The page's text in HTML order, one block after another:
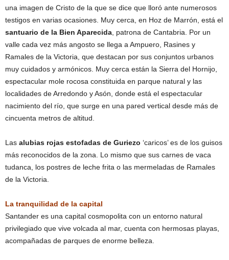
una imagen de Cristo de la que se dice que lloró ante numerosos
testigos en varias ocasiones. Muy cerca, en Hoz de Marrón, está el
santuario de la Bien Aparecida , patrona de Cantabria. Por un
valle cada vez más angosto se llega a Ampuero, Rasines y
Ramales de la Victoria, que destacan por sus conjuntos urbanos
muy cuidados y armónicos. Muy cerca están la Sierra del Hornijo,
espectacular mole rocosa constituida en parque natural y las
localidades de Arredondo y Asón, donde está el espectacular
nacimiento del río, que surge en una pared vertical desde más de
cincuenta metros de altitud.
Las alubias rojas estofadas de Guriezo ‘caricos’ es de los guisos
más reconocidos de la zona. Lo mismo que sus carnes de vaca
tudanca, los postres de leche frita o las mermeladas de Ramales
de la Victoria.
La tranquilidad de la capital
Santander es una capital cosmopolita con un entorno natural
privilegiado que vive volcada al mar, cuenta con hermosas playas,
acompañadas de parques de enorme belleza.